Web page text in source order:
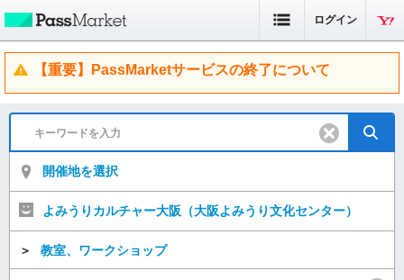
ログイン
【重要】PassMarketサービスの終了について
開催地を選択
よみうりカルチャー大阪（大阪よみうり文化センター）
＞ 教室、ワークショップ